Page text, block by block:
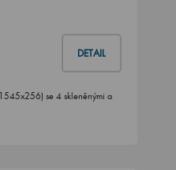
DETAIL
se 4 skleněnými a